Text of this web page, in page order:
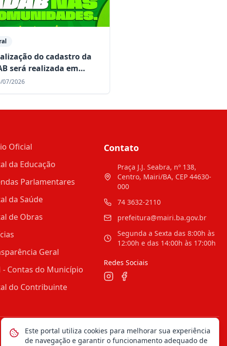
do cadastro da
será realizada em
rurais de Mairi
o mês de julho
07/2026
Oficial
da Educação
Parlamentares
da Saúde
de Obras
Geral
- Contas do Município
do Contribuinte
Contato
Praça J.J. Seabra, nº 138,
Centro, Mairi/BA, CEP 44630-
000
74 3632-2110
prefeitura@mairi.ba.gov.br
Segunda a Sexta das 8:00h às
12:00h e das 14:00h às 17:00h
Redes Sociais
Mapa do Site Notícias Transparência
Este portal utiliza cookies para melhorar sua experiência
de navegação e garantir o funcionamento adequado de